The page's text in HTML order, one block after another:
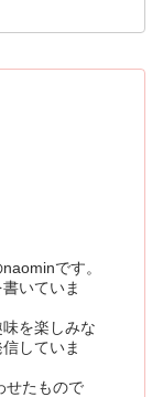
です。
いていま
を楽しみな
していま
せたもので